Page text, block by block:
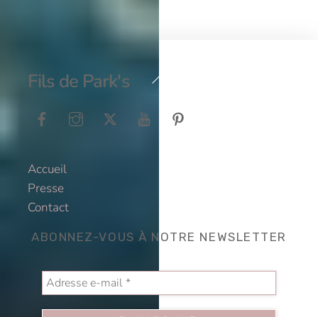
Back
Top
Fils de Park's
Accueil
Presse
Contact
ABONNEZ-VOUS À NOTRE NEWSLETTER